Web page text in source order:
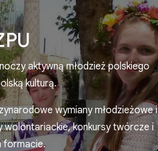
aktywną młodzież polskiego
kulturą.
wymiany młodzieżowe i
wolontariackie, konkursy twórcze i
formacie.